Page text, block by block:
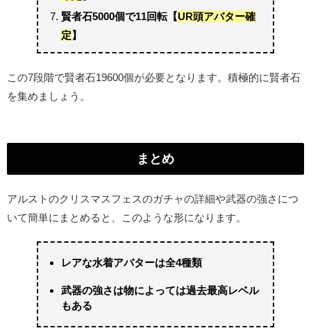
賢者石5000個で11回転【UR頭アバター確
定】
この7段階で賢者石19600個が必要となります。積極的に賢者石
を集めましょう。
まとめ
アルストのクリスマスフェスのガチャの詳細や武器の強さにつ
いて簡単にまとめると、このような形になります。
レアな水着アバターは全4種類
武器の強さは物によっては過去最高レベル
もある